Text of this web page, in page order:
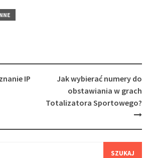
IP
Jak wybierać numery do
obstawiania w grach
Totalizatora Sportowego?